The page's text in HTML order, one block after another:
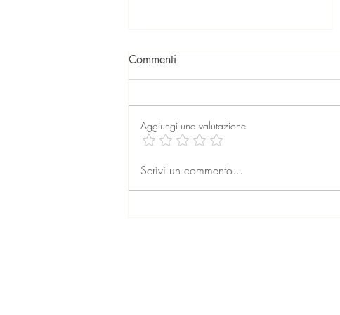
La professione dell’agente
Commenti
Aggiungi una valutazione
Scrivi un commento...